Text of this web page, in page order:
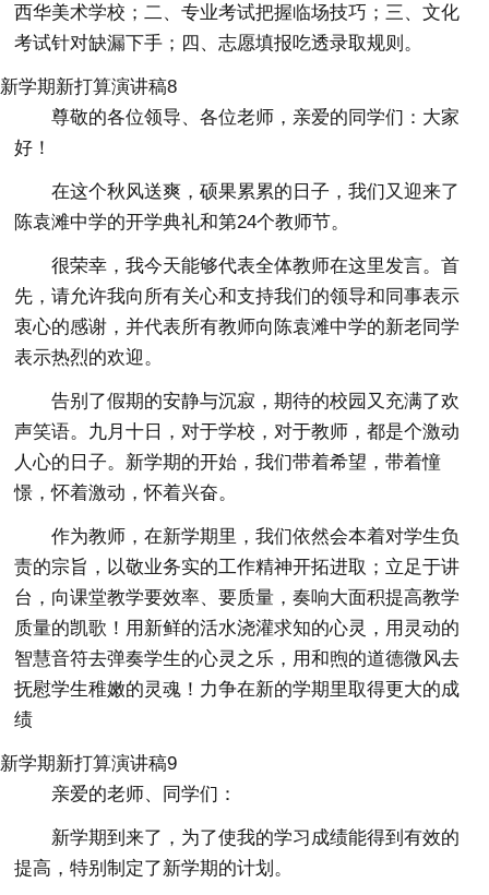
西华美术学校；二、专业考试把握临场技巧；三、文化
考试针对缺漏下手；四、志愿填报吃透录取规则。
新学期新打算演讲稿8
尊敬的各位领导、各位老师，亲爱的同学们：大家
好！
在这个秋风送爽，硕果累累的日子，我们又迎来了
陈袁滩中学的开学典礼和第24个教师节。
很荣幸，我今天能够代表全体教师在这里发言。首
先，请允许我向所有关心和支持我们的领导和同事表示
衷心的感谢，并代表所有教师向陈袁滩中学的新老同学
表示热烈的欢迎。
告别了假期的安静与沉寂，期待的校园又充满了欢
声笑语。九月十日，对于学校，对于教师，都是个激动
人心的日子。新学期的开始，我们带着希望，带着憧
憬，怀着激动，怀着兴奋。
作为教师，在新学期里，我们依然会本着对学生负
责的宗旨，以敬业务实的工作精神开拓进取；立足于讲
台，向课堂教学要效率、要质量，奏响大面积提高教学
质量的凯歌！用新鲜的活水浇灌求知的心灵，用灵动的
智慧音符去弹奏学生的心灵之乐，用和煦的道德微风去
抚慰学生稚嫩的灵魂！力争在新的学期里取得更大的成
绩
新学期新打算演讲稿9
亲爱的老师、同学们：
新学期到来了，为了使我的学习成绩能得到有效的
提高，特别制定了新学期的计划。